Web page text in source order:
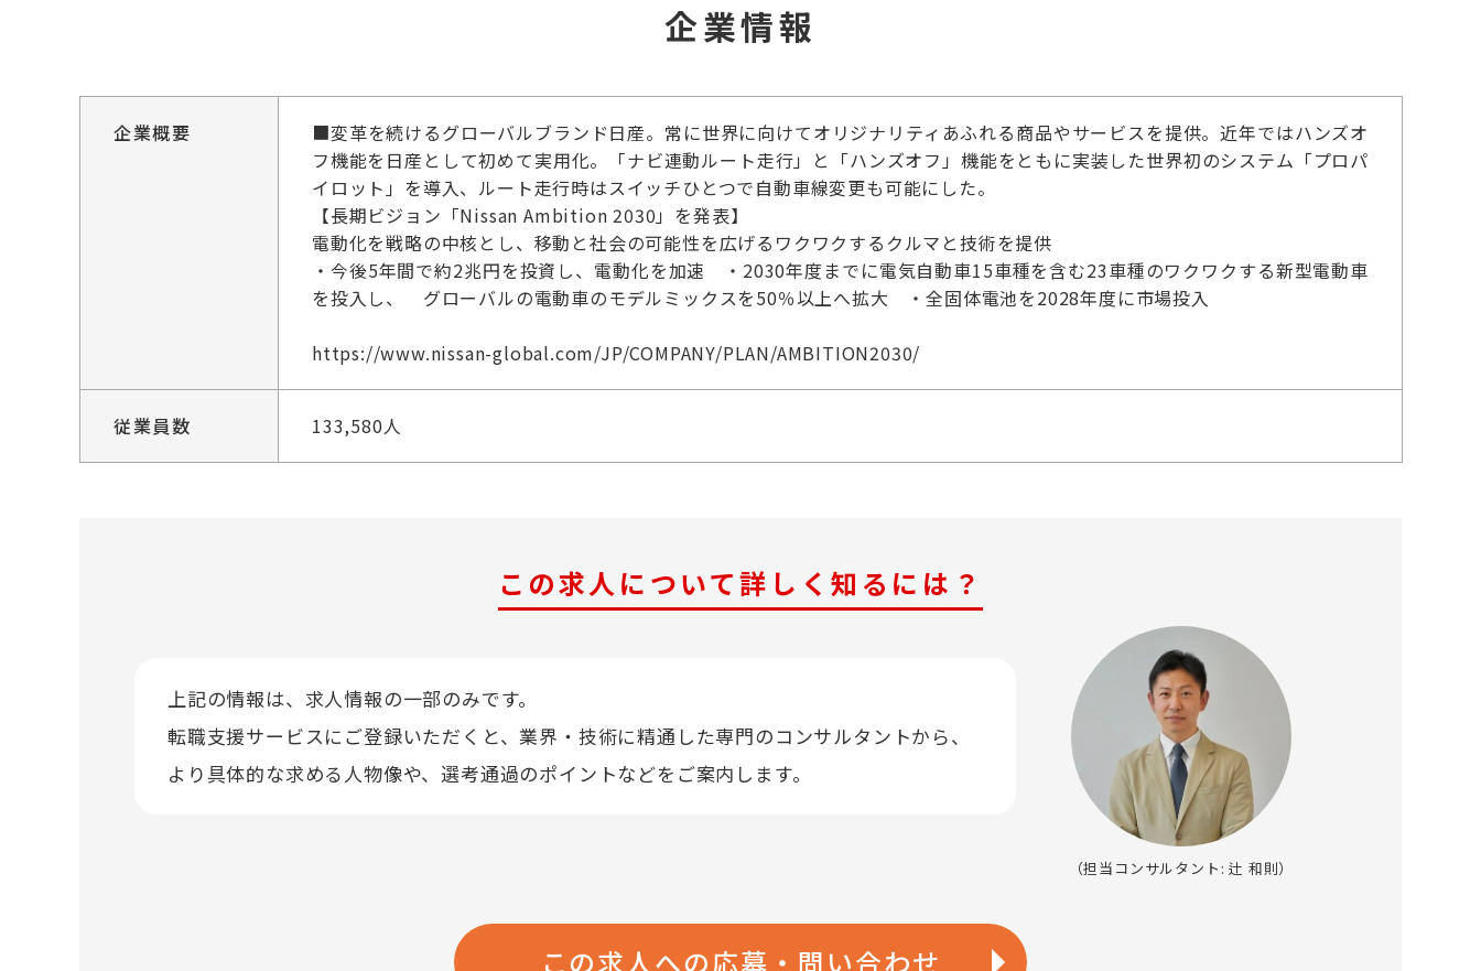
企業情報
企業概要
■変革を続けるグローバルブランド日産。常に世界に向けてオリジナリティあふれる商品やサービスを提供。近年ではハンズオ
フ機能を日産として初めて実用化。「ナビ連動ルート走行」と「ハンズオフ」機能をともに実装した世界初のシステム「プロパ
イロット」を導入、ルート走行時はスイッチひとつで自動車線変更も可能にした。
【長期ビジョン「Nissan Ambition 2030」を発表】
電動化を戦略の中核とし、移動と社会の可能性を広げるワクワクするクルマと技術を提供
・今後5年間で約2兆円を投資し、電動化を加速 ・2030年度までに電気自動車15車種を含む23車種のワクワクする新型電動車
を投入し、 グローバルの電動車のモデルミックスを50％以上へ拡大 ・全固体電池を2028年度に市場投入
https://www.nissan-global.com/JP/COMPANY/PLAN/AMBITION2030/
従業員数 133,580人
この求人について詳しく知るには？
上記の情報は、求人情報の一部のみです。
転職支援サービスにご登録いただくと、業界・技術に精通した専門のコンサルタントから、
より具体的な求める人物像や、選考通過のポイントなどをご案内します。
（担当コンサルタント: 辻 和則）
この求人への応募・問い合わせ